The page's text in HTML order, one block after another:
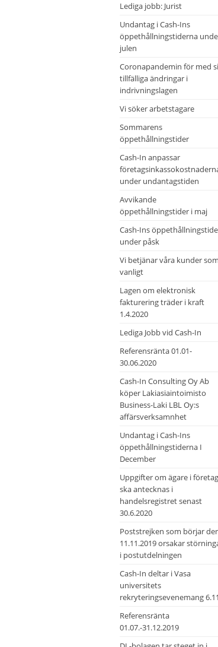
Lediga jobb: Jurist
Undantag i Cash-Ins
öppethållningstiderna
julen
Coronapandemin för med
tillfälliga ändringar i
indrivningslagen
Vi söker arbetstagare
Sommarens
öppethållningstider
Cash-In anpassar
under undantagstiden
Avvikande
öppethållningstider i maj
Cash-Ins
under påsk
Vi betjänar våra kunder som
vanligt
Lagen om elektronisk
fakturering träder i kraft
1.4.2020
Lediga Jobb vid Cash-In
Referensränta 01.01-
30.06.2020
Cash-In Consulting Oy Ab
köper Lakiasiaintoimisto
Business-Laki LBL Oy:s
affärsverksamnhet
Undantag i Cash-Ins
öppethållningstiderna I
December
Uppgifter om ägare i företag
ska antecknas i
handelsregistret senast
30.6.2020
Poststrejken som börjar
11.11.2019 orsakar
i postutdelningen
Cash-In deltar i Vasa
universitets
rekryteringsevenemang
Referensränta
01.07.-31.12.2019